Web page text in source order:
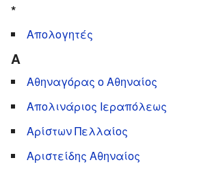
*
Απολογητές
Α
Αθηναγόρας ο Αθηναίος
Απολινάριος Ιεραπόλεως
Αρίστων Πελλαίος
Αριστείδης Αθηναίος